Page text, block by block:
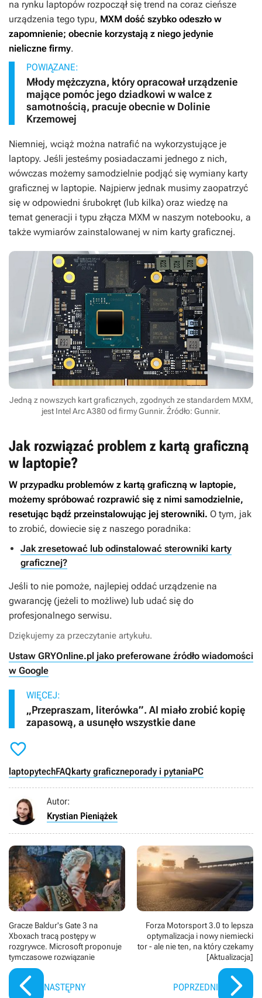
na rynku laptopów rozpoczął się trend na coraz cieńsze
urządzenia tego typu, MXM dość szybko odeszło w
zapomnienie; obecnie korzystają z niego jedynie
nieliczne firmy.
POWIĄZANE:
Młody mężczyzna, który opracował urządzenie
mające pomóc jego dziadkowi w walce z
samotnością, pracuje obecnie w Dolinie
Krzemowej
Niemniej, wciąż można natrafić na wykorzystujące je
laptopy. Jeśli jesteśmy posiadaczami jednego z nich,
wówczas możemy samodzielnie podjąć się wymiany karty
graficznej w laptopie. Najpierw jednak musimy zaopatrzyć
się w odpowiedni śrubokręt (lub kilka) oraz wiedzę na
temat generacji i typu złącza MXM w naszym notebooku, a
także wymiarów zainstalowanej w nim karty graficznej.
Jedną z nowszych kart graficznych, zgodnych ze standardem MXM,
jest Intel Arc A380 od firmy Gunnir. Źródło: Gunnir.
Jak rozwiązać problem z kartą graficzną
w laptopie?
W przypadku problemów z kartą graficzną w laptopie,
możemy spróbować rozprawić się z nimi samodzielnie,
resetując bądź przeinstalowując jej sterowniki. O tym, jak
to zrobić, dowiecie się z naszego poradnika:
Jak zresetować lub odinstalować sterowniki karty
graficznej?
Jeśli to nie pomoże, najlepiej oddać urządzenie na
gwarancję (jeżeli to możliwe) lub udać się do
profesjonalnego serwisu.
Dziękujemy za przeczytanie artykułu.
Ustaw GRYOnline.pl jako preferowane źródło wiadomości
w Google
WIĘCEJ:
„Przepraszam, literówka”. AI miało zrobić kopię
zapasową, a usunęło wszystkie dane

laptopytechFAQkarty graficzneporady i pytaniaPC
Autor:
Krystian Pieniążek
Gracze Baldur's Gate 3 na
Xboxach tracą postępy w
rozgrywce. Microsoft proponuje
tymczasowe rozwiązanie
NASTĘPNY
Forza Motorsport 3.0 to lepsza
optymalizacja i nowy niemiecki
tor - ale nie ten, na który czekamy
[Aktualizacja]
POPRZEDNI